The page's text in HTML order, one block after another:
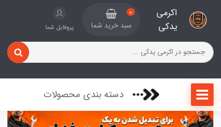
اکرمی
یدکی
0
سبد خرید شما پروفایل شما
دسته بندی محصولات